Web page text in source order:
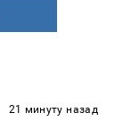
21 минуту назад